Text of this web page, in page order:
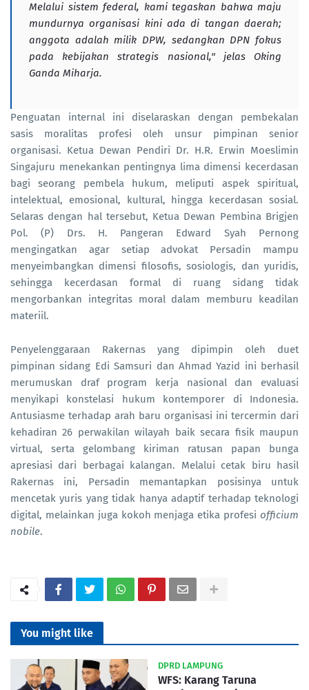
Melalui sistem federal, kami tegaskan bahwa maju
mundurnya organisasi kini ada di tangan daerah;
anggota adalah milik DPW, sedangkan DPN fokus
pada kebijakan strategis nasional," jelas Oking
Ganda Miharja.
Penguatan internal ini diselaraskan dengan pembekalan
sasis moralitas profesi oleh unsur pimpinan senior
organisasi. Ketua Dewan Pendiri Dr. H.R. Erwin Moeslimin
Singajuru menekankan pentingnya lima dimensi kecerdasan
bagi seorang pembela hukum, meliputi aspek spiritual,
intelektual, emosional, kultural, hingga kecerdasan sosial.
Selaras dengan hal tersebut, Ketua Dewan Pembina Brigjen
Pol. (P) Drs. H. Pangeran Edward Syah Pernong
mengingatkan agar setiap advokat Persadin mampu
menyeimbangkan dimensi filosofis, sosiologis, dan yuridis,
sehingga kecerdasan formal di ruang sidang tidak
mengorbankan integritas moral dalam memburu keadilan
materiil.
Penyelenggaraan Rakernas yang dipimpin oleh duet
pimpinan sidang Edi Samsuri dan Ahmad Yazid ini berhasil
merumuskan draf program kerja nasional dan evaluasi
menyikapi konstelasi hukum kontemporer di Indonesia.
Antusiasme terhadap arah baru organisasi ini tercermin dari
kehadiran 26 perwakilan wilayah baik secara fisik maupun
virtual, serta gelombang kiriman ratusan papan bunga
apresiasi dari berbagai kalangan. Melalui cetak biru hasil
Rakernas ini, Persadin memantapkan posisinya untuk
mencetak yuris yang tidak hanya adaptif terhadap teknologi
digital, melainkan juga kokoh menjaga etika profesi officium
nobile.
You might like
DPRD LAMPUNG
WFS: Karang Taruna